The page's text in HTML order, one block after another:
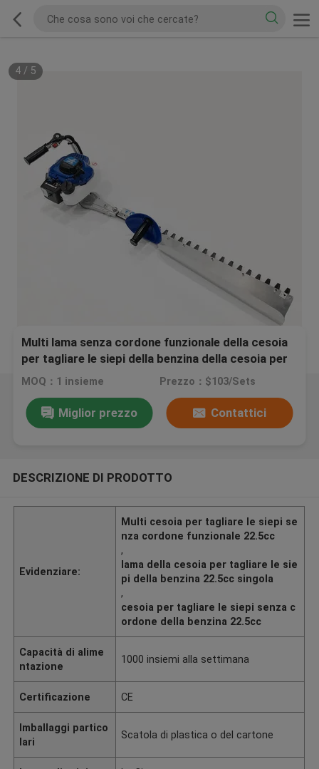
4/ 5
Multi lama senza cordone funzionale della cesoia
per tagliare le siepi della benzina della cesoia per
tagliare le siepi 22.5cc singola
MOQ：1 insieme Prezzo：$103/Sets
Miglior prezzo Contattici
DESCRIZIONE DI PRODOTTO
Evidenziare:
Multi cesoia per tagliare le siepi se
nza cordone funzionale 22.5cc
,
lama della cesoia per tagliare le sie
pi della benzina 22.5cc singola
,
cesoia per tagliare le siepi senza c
ordone della benzina 22.5cc
Capacità di alime
ntazione
1000 insiemi alla settimana
Certificazione CE
Imballaggi partico
lari
Scatola di plastica o del cartone